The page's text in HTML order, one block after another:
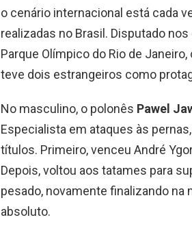
o cenário internacional está cada
realizadas no Brasil. Disputado
Parque Olímpico do Rio de
teve dois estrangeiros como
No masculino, o polonês Pawel
Especialista em ataques às
títulos. Primeiro, venceu André
Depois, voltou aos tatames para
pesado, novamente finalizando na
absoluto.